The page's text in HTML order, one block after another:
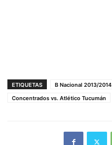
ETIQUETAS B Nacional 2013/2014
Concentrados vs. Atlético Tucumán